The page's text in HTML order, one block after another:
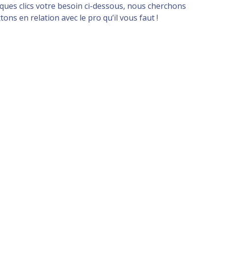
clics votre besoin ci-dessous, nous cherchons
en relation avec le pro qu’il vous faut !